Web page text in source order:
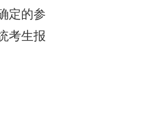
定的参
考生报